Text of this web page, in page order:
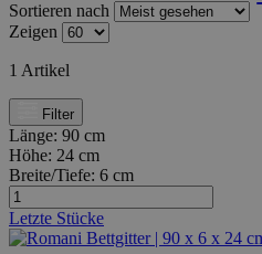
Sortieren nach
Zeigen
1 Artikel
Filter
Länge: 90 cm
Höhe: 24 cm
Breite/Tiefe: 6 cm
Letzte Stücke